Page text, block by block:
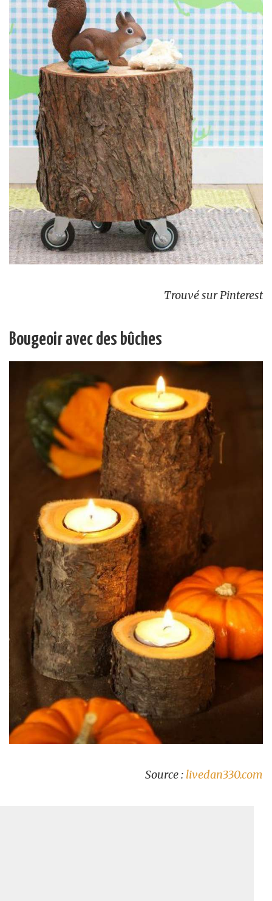
Trouvé sur Pinterest
Bougeoir avec des bûches
Source : livedan330.com